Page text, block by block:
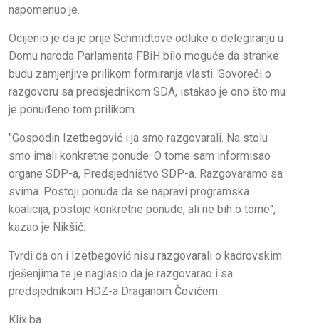
napomenuo je.
Ocijenio je da je prije Schmidtove odluke o delegiranju u
Domu naroda Parlamenta FBiH bilo moguće da stranke
budu zamjenjive prilikom formiranja vlasti. Govoreći o
razgovoru sa predsjednikom SDA, istakao je ono što mu
je ponuđeno tom prilikom.
"Gospodin Izetbegović i ja smo razgovarali. Na stolu
smo imali konkretne ponude. O tome sam informisao
organe SDP-a, Predsjedništvo SDP-a. Razgovaramo sa
svima. Postoji ponuda da se napravi programska
koalicija, postoje konkretne ponude, ali ne bih o tome",
kazao je Nikšić.
Tvrdi da on i Izetbegović nisu razgovarali o kadrovskim
rješenjima te je naglasio da je razgovarao i sa
predsjednikom HDZ-a Draganom Čovićem.
Klix.ba